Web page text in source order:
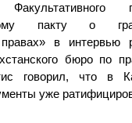
Факультативного
пакту о
правах» в интервью
бюро по
говорил, что в
уже